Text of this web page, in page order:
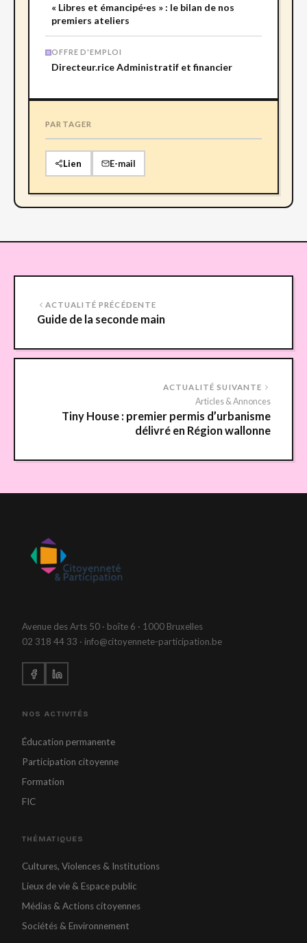
« Libres et émancipé·es » : le bilan de nos
premiers ateliers
OFFRE D'EMPLOI
Directeur.rice Administratif et financier
PARTAGER
Lien E-mail
ACTUALITÉ PRÉCÉDENTE
Guide de la seconde main
ACTUALITÉ SUIVANTE
Articles & Annonces
Tiny House : premier permis d’urbanisme
délivré en Région wallonne
Avenue des Arts 50 · boîte 6 · 1000 Bruxelles
02 318 44 33 · info@citoyennete-participation.be
NOS ACTIVITÉS
Éducation permanente
Participation citoyenne
Formation
FIC
THÉMATIQUES
Cultures, Violences & Institutions
Lieux de vie & Espace public
Médias & Actions citoyennes
Sociétés & Environnement